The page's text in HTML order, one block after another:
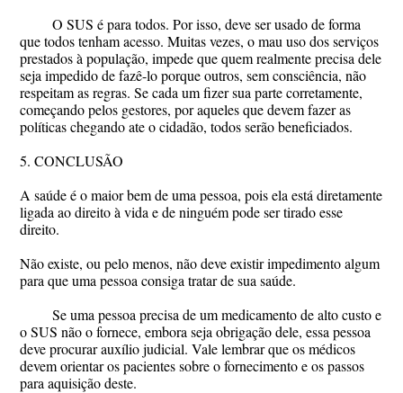
O SUS é para todos. Por isso, deve ser usado de forma
que todos tenham acesso. Muitas vezes, o mau uso dos serviços
prestados à população, impede que quem realmente precisa dele
seja impedido de fazê-lo porque outros, sem consciência, não
respeitam as regras. Se cada um fizer sua parte corretamente,
começando pelos gestores, por aqueles que devem fazer as
políticas chegando ate o cidadão, todos serão beneficiados.
5. CONCLUSÃO
A saúde é o maior bem de uma pessoa, pois ela está diretamente
ligada ao direito à vida e de ninguém pode ser tirado esse
direito.
Não existe, ou pelo menos, não deve existir impedimento algum
para que uma pessoa consiga tratar de sua saúde.
Se uma pessoa precisa de um medicamento de alto custo e
o SUS não o fornece, embora seja obrigação dele, essa pessoa
deve procurar auxílio judicial. Vale lembrar que os médicos
devem orientar os pacientes sobre o fornecimento e os passos
para aquisição deste.